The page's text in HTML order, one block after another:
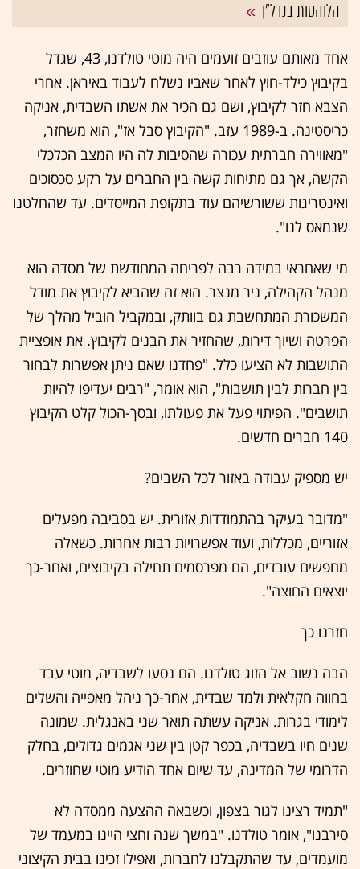
הלוהטות בנדל"ן
אחד מאותם עוזבים זועמים היה מוטי טולדנו, 43, שגדל
בקיבוץ כילד-חוץ לאחר שאביו נשלח לעבוד באיראן. אחרי
הצבא חזר לקיבוץ, ושם גם הכיר את אשתו השבדית, אניקה
כריסטינה. ב-1989 עזב. "הקיבוץ סבל אז", הוא משחזר,
"מאווירה חברתית עכורה שהסיבות לה היו המצב הכלכלי
הקשה, אך גם מתיחות קשה בין החברים על רקע סכסוכים
ואינטריגות ששורשיהם עוד בתקופת המייסדים. עד שהחלטנו
שנמאס לנו".
מי שאחראי במידה רבה לפריחה המחודשת של מסדה הוא
מנהל הקהילה, ניר מנצר. הוא זה שהביא לקיבוץ את מודל
המשכורת המתחשבת גם בוותק, ובמקביל הוביל מהלך של
הפרטה ושיוך דירות, שהחזיר את הבנים לקיבוץ. את אופציית
התושבות לא הציעו כלל. "פחדנו שאם ניתן אפשרות לבחור
בין חברות לבין תושבות", הוא אומר, "רבים יעדיפו להיות
תושבים". הפיתוי פעל את פעולתו, ובסך-הכול קלט הקיבוץ
140 חברים חדשים.
יש מספיק עבודה באזור לכל השבים?
"מדובר בעיקר בהתמודדות אזורית. יש בסביבה מפעלים
אזוריים, מכללות, ועוד אפשרויות רבות אחרות. כשאלה
מחפשים עובדים, הם מפרסמים תחילה בקיבוצים, ואחר-כך
יוצאים החוצה".
חזרנו כך
הבה נשוב אל הזוג טולדנו. הם נסעו לשבדיה, מוטי עבד
בחווה חקלאית ולמד שבדית, אחר-כך ניהל מאפייה והשלים
לימודי בגרות. אניקה עשתה תואר שני באנגלית. שמונה
שנים חיו בשבדיה, בכפר קטן בין שני אגמים גדולים, בחלק
הדרומי של המדינה, עד שיום אחד הודיע מוטי שחוזרים.
"תמיד רצינו לגור בצפון, וכשבאה ההצעה ממסדה לא
סירבנו", אומר טולדנו. "במשך שנה וחצי היינו במעמד של
מועמדים, עד שהתקבלנו לחברות, ואפילו זכינו בבית הקיצוני